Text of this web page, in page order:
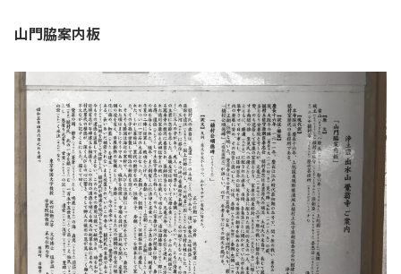
山門脇案内板